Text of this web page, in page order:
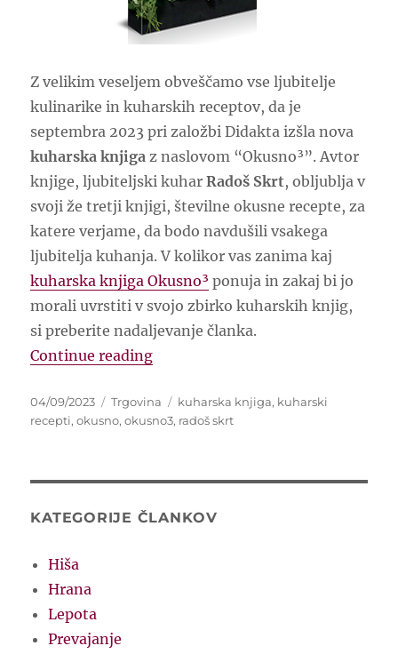
Z velikim veseljem obveščamo vse ljubitelje
kulinarike in kuharskih receptov, da je
septembra 2023 pri založbi Didakta izšla nova
kuharska knjiga z naslovom “Okusno³”. Avtor
knjige, ljubiteljski kuharRadoš Skrt, obljublja v
svoji že tretji knjigi, številne okusne recepte, za
katere verjame, da bodo navdušili vsakega
ljubitelja kuhanja. V kolikor vas zanima kaj
kuharska knjiga Okusno³ ponuja in zakaj bi jo
morali uvrstiti v svojo zbirko kuharskih knjig,
si preberite nadaljevanje članka.
Continue reading“Nova kuharska knjiga Okusno³”
Posted
on
04/09/2023 Categories
Trgovina Tags
kuharska knjiga, kuharski
recepti,okusno,okusno3, radoš skrt
KATEGORIJE ČLANKOV
Hiša
Hrana
Lepota
Prevajanje